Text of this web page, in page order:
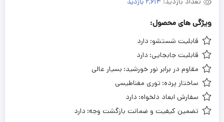
2,614 بازدید
ویژگی های محصول:
قابلیت شستشو: دارد
قابلیت جابجایی: دارد
مقاوم در برابر نور خورشید: بسیار عالی
ساختار پرده: توری مغناطیسی
سفارش ابعاد دلخواه: دارد
تضمین کیفیت و ضمانت بازگشت وجه: دارد